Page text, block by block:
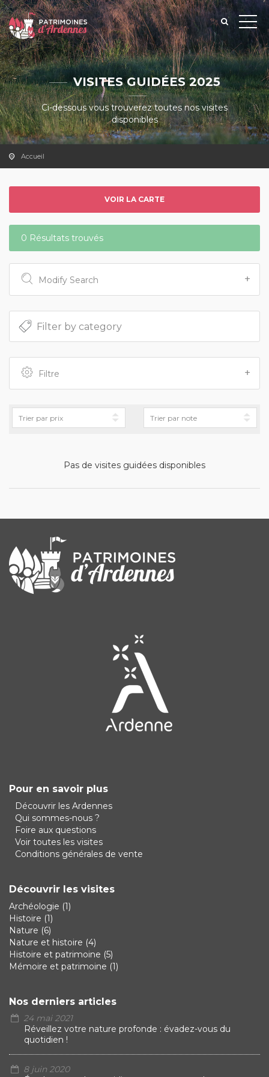
VISITES GUIDÉES 2025
Ci-dessous vous trouverez toutes nos visites
disponibles
Accueil
VOIR LA CARTE
0 Résultats trouvés
Modify Search
Filtre
Pas de visites guidées disponibles
Pour en savoir plus
Découvrir les Ardennes
Qui sommes-nous ?
Foire aux questions
Voir toutes les visites
Conditions générales de vente
Découvrir les visites
Archéologie (1)
Histoire (1)
Nature (6)
Nature et histoire (4)
Histoire et patrimoine (5)
Mémoire et patrimoine (1)
Nos derniers articles
24 mai 2021
Réveillez votre nature profonde : évadez-vous du
quotidien !
8 juin 2020